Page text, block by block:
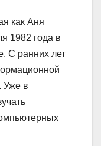
как Аня
1982 года в
С ранних лет
Уже в